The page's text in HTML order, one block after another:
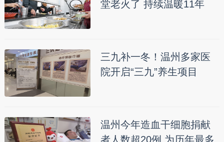
堂老火了 持续温暖11年
三九补一冬！温州多家医
院开启“三九”养生项目
温州今年造血干细胞捐献
者人数超20例 为历年最多